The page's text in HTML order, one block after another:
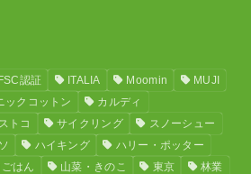
認証 ITALIA Moomin
MUJI
ックコットン
カルディ
トコ サイクリング
スノーシュー
ハイキング
ハリー・ポッター
はん 山菜・きのこ 東京
林業